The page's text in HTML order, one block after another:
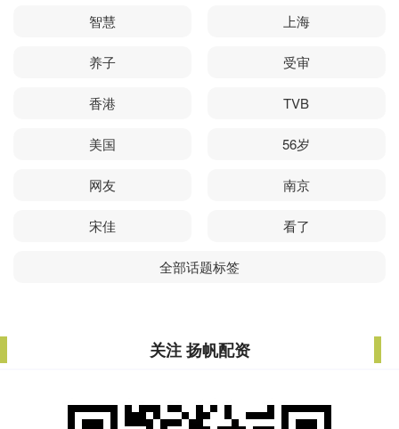
智慧 上海
养子 受审
香港 TVB
美国 56岁
网友 南京
宋佳 看了
全部话题标签
关注 扬帆配资